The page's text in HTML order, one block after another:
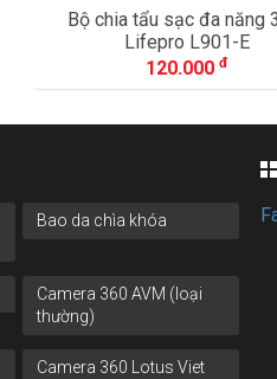
Camera hành trình
VM100
3.940.000đ
Bao da chìa khóa
Camera 360 AVM (loại
thường)
Camera 360 Lotus Viet